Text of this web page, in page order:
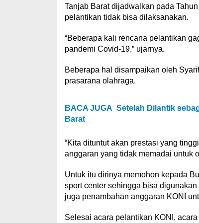
Tanjab Barat dijadwalkan pada
pelantikan tidak bisa dilaksanakan.
“Beberapa kali rencana pelantikan
pandemi Covid-19,” ujarnya.
Beberapa hal disampaikan oleh
prasarana olahraga.
BACA JUGA Setelah Dilantik
Barat
“Kita dituntut akan prestasi yang
anggaran yang tidak memadai untuk
Untuk itu dirinya memohon kepada
sport center sehingga bisa
juga penambahan anggaran KONI
Selesai acara pelantikan KONI,